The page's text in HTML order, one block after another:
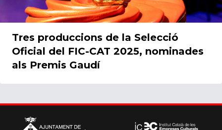
Tres produccions de la Selecció
Oficial del FIC-CAT 2025, nominades
als Premis Gaudí